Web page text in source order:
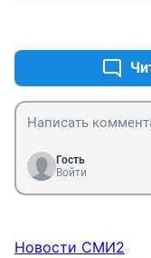
Гость
Войти
Новости СМИ2